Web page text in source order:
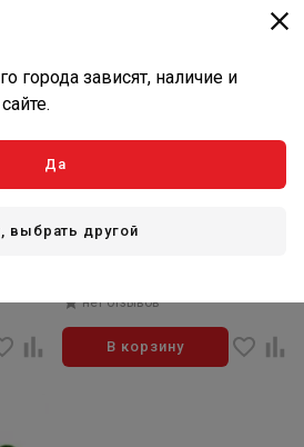
215
Артикул: HY01 оранжевый
нет отзывов
В корзину
города зависят, наличие и
Да
выбрать другой